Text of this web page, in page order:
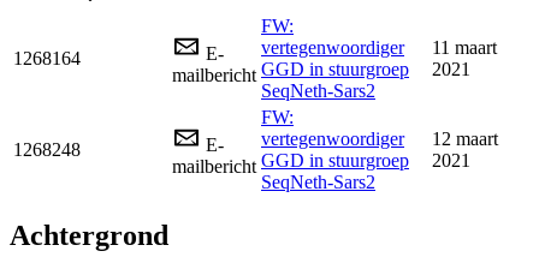
1268164
E-
mailbericht
FW:
vertegenwoordiger
GGD in stuurgroep
SeqNeth-Sars2
11 maart
2021
1268248
E-
mailbericht
FW:
vertegenwoordiger
GGD in stuurgroep
SeqNeth-Sars2
12 maart
2021
Achtergrond